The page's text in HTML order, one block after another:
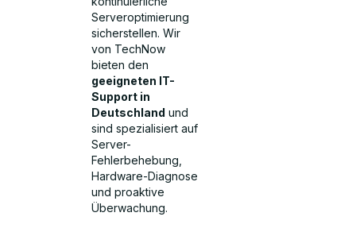
Serveroptimierung
sicherstellen. Wir
von TechNow
bieten den
geeigneten IT-
Support in
Deutschland und
sind spezialisiert auf
Server-
Fehlerbehebung,
Hardware-Diagnose
und proaktive
Überwachung.